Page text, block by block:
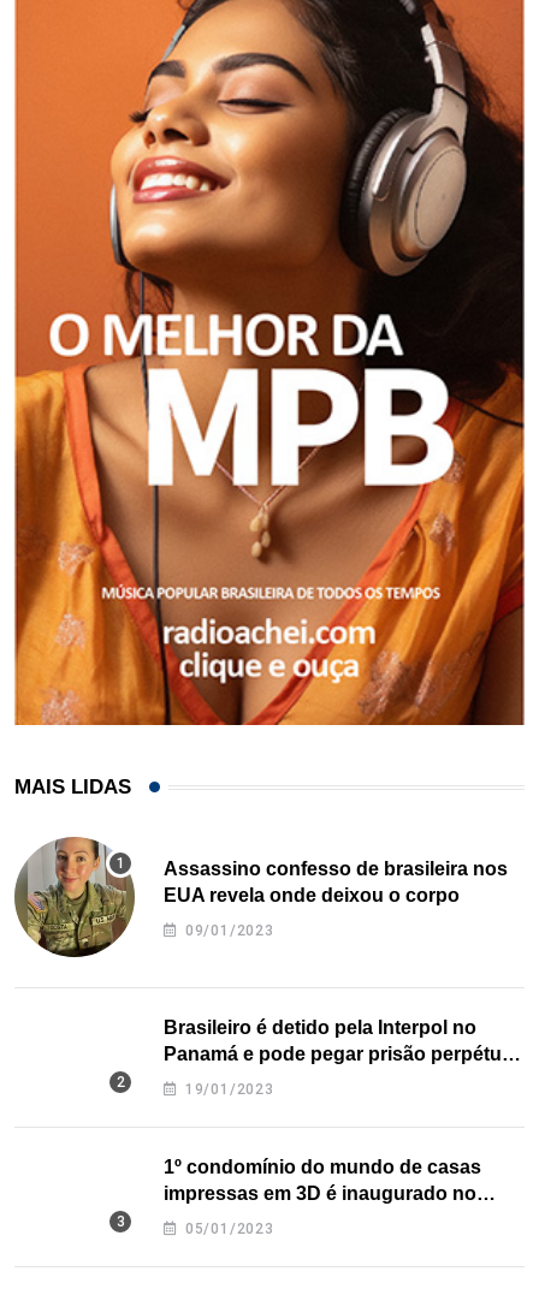
MAIS LIDAS
Assassino confesso de brasileira nos
EUA revela onde deixou o corpo
09/01/2023
Brasileiro é detido pela Interpol no
Panamá e pode pegar prisão perpétua
nos EUA
19/01/2023
1º condomínio do mundo de casas
impressas em 3D é inaugurado no
Texas
05/01/2023